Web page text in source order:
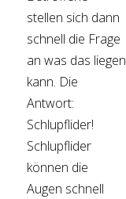
stellen sich dann
schnell die Frage
an was das liegen
kann. Die
Antwort:
Schlupflider!
Schlupflider
können die
Augen schnell